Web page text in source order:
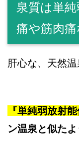
泉質は単
痛や筋肉痛
肝心な、天然
『単純弱放射能
ン温泉と似た